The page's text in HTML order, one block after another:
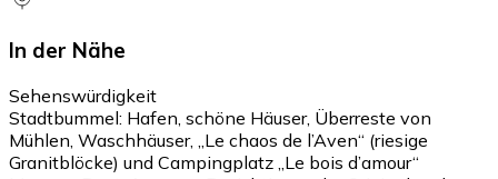
In der Nähe
Sehenswürdigkeit
Stadtbummel: Hafen, schöne Häuser, Überreste von
Mühlen, Waschhäuser, „Le chaos de l’Aven“ (riesige
Granitblöcke) und Campingplatz „Le bois d’amour“